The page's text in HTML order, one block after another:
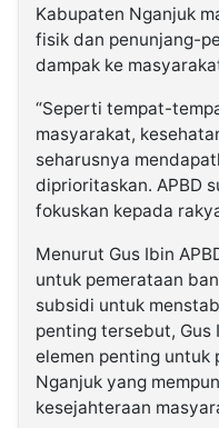
Kabupaten Nganjuk
fisik dan penunjang-
dampak ke
“Seperti tempat-
masyarakat,
seharusnya
diprioritaskan. APBD
fokuskan kepada
Menurut Gus Ibin
untuk pemerataan
subsidi untuk
penting tersebut, Gus
elemen penting untuk
Nganjuk yang
kesejahteraan